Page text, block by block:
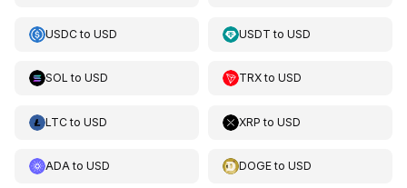
USDCto USD USDT toUSD
SOL to USD TRXtoUSD
LTCto USD XRP toUSD
ADAto USD DOGEtoUSD